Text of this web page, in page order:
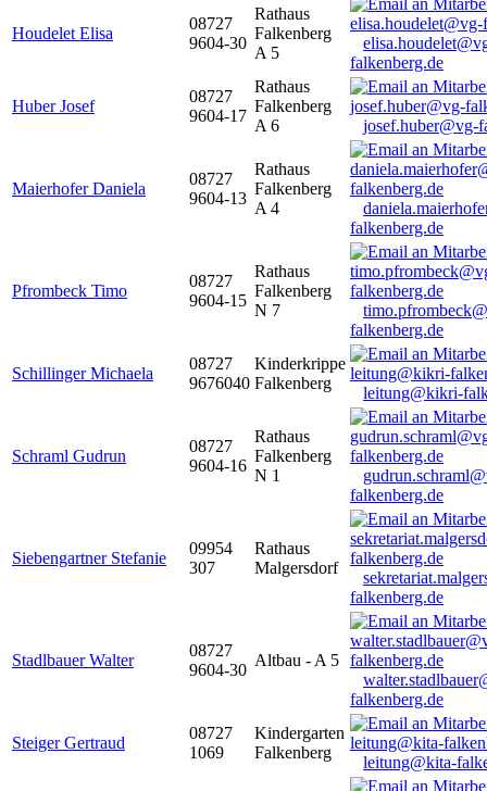
Houdelet Elisa
08727
9604-30
Rathaus
Falkenberg
A 5
falkenberg.de
Huber Josef
08727
9604-17
Rathaus
Falkenberg
A 6
josef.huber@vg-
Maierhofer Daniela
08727
9604-13
Rathaus
Falkenberg
A 4
falkenberg.de
Pfrombeck Timo
08727
9604-15
Rathaus
Falkenberg
N 7
falkenberg.de
Schillinger Michaela
08727
9676040
Kinderkrippe
Falkenberg
leitung@kikri-
Schraml Gudrun
08727
9604-16
Rathaus
Falkenberg
N 1
falkenberg.de
Siebengartner Stefanie
09954
307
Rathaus
Malgersdorf
falkenberg.de
Stadlbauer Walter
08727
9604-30
Altbau - A 5
falkenberg.de
Steiger Gertraud
08727
1069
Kindergarten
Falkenberg
leitung@kita-